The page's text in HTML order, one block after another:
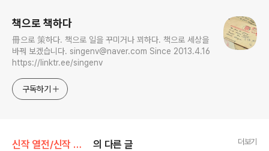
책으로 책하다
冊으로 策하다. 책으로 일을 꾸미거나 꾀하다. 책으로 세상을
바꿔 보겠습니다. singenv@naver.com Since 2013.4.16
https://linktr.ee/singenv
구독하기
신작 열전/신작 영화 의 다른 글 더보기